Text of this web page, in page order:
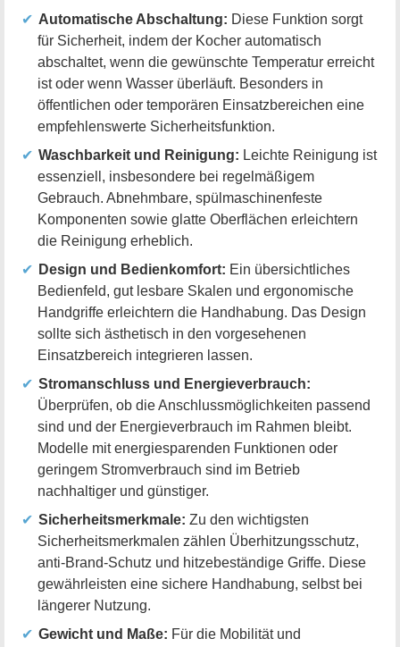
Automatische Abschaltung: Diese Funktion sorgt
für Sicherheit, indem der Kocher automatisch
abschaltet, wenn die gewünschte Temperatur erreicht
ist oder wenn Wasser überläuft. Besonders in
öffentlichen oder temporären Einsatzbereichen eine
empfehlenswerte Sicherheitsfunktion.
Waschbarkeit und Reinigung: Leichte Reinigung ist
essenziell, insbesondere bei regelmäßigem
Gebrauch. Abnehmbare, spülmaschinenfeste
Komponenten sowie glatte Oberflächen erleichtern
die Reinigung erheblich.
Design und Bedienkomfort: Ein übersichtliches
Bedienfeld, gut lesbare Skalen und ergonomische
Handgriffe erleichtern die Handhabung. Das Design
sollte sich ästhetisch in den vorgesehenen
Einsatzbereich integrieren lassen.
Stromanschluss und Energieverbrauch:
Überprüfen, ob die Anschlussmöglichkeiten passend
sind und der Energieverbrauch im Rahmen bleibt.
Modelle mit energiesparenden Funktionen oder
geringem Stromverbrauch sind im Betrieb
nachhaltiger und günstiger.
Sicherheitsmerkmale: Zu den wichtigsten
Sicherheitsmerkmalen zählen Überhitzungsschutz,
anti-Brand-Schutz und hitzebeständige Griffe. Diese
gewährleisten eine sichere Handhabung, selbst bei
längerer Nutzung.
Gewicht und Maße: Für die Mobilität und